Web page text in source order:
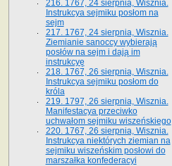
216. 1767, 24 sierpnia, Wisznia.
Instrukcya sejmiku posłom na
sejm
217. 1767, 24 sierpnia, Wisznia.
Ziemianie sanoccy wybierają
posłów na sejm i dają im
instrukcyę
218. 1767, 26 sierpnia, Wisznia.
Instrukcya sejmiku posłom do
króla
219. 1797, 26 sierpnia, Wisznia.
Manifestacya przeciwko
uchwałom sejmiku wiszeńskiego
220. 1767, 26 sierpnia, Wisznia.
Instrukcya niektórych ziemian na
sejmiku wiszeńskim posłowi do
marszałka konfe­deracyi